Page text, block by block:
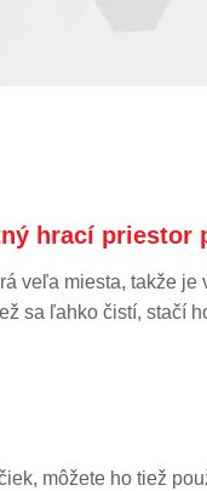
hrací priestor
veľa miesta, takže
sa ľahko čistí, stačí
môžete ho tiež